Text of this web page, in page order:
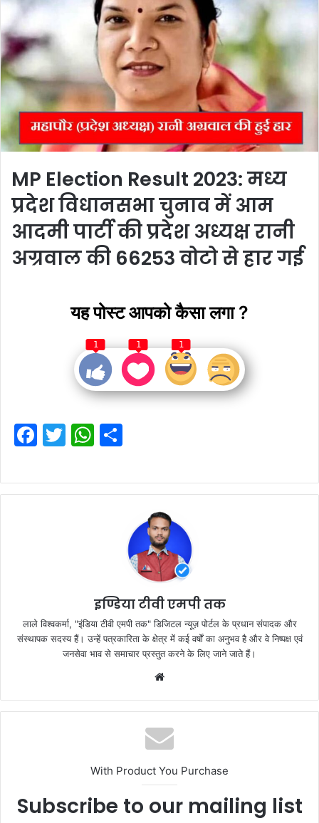
MP Election Result 2023: मध्य
प्रदेश विधानसभा चुनाव में आम
आदमी पार्टी की प्रदेश अध्यक्ष रानी
अग्रवाल की 66253 वोटो से हार गई
यह पोस्ट आपको कैसा लगा ?
1 1 1
F
c
e
T
itt
er
W
at
s
ar
e
इण्डिया टीवी एमपी तक
लाले विश्वकर्मा, "इंडिया टीवी एमपी तक" डिजिटल न्यूज़ पोर्टल के प्रधान संपादक और
संस्थापक सदस्य हैं। उन्हें पत्रकारिता के क्षेत्र में कई वर्षों का अनुभव है और वे निष्पक्ष एवं
जनसेवा भाव से समाचार प्रस्तुत करने के लिए जाने जाते हैं।
With Product You Purchase
Subscribe to our mailing list